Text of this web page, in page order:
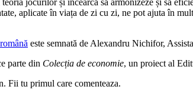
aplicate în viața de zi cu zi, ne pot ajuta în
este semnată de Alexandru Nichifor,
parte din Colecția de economie, un proiect al
Fii tu primul care comenteaza.